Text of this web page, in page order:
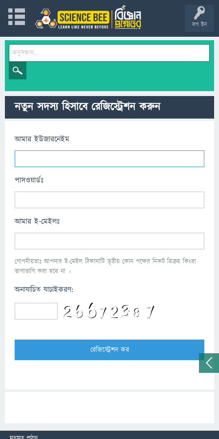
লগ ইন
নতুন সদস্য হিসাবে রেজিস্ট্রেশন করুন
আমার ইউজারনেইম
পাসওয়ার্ডঃ
আমার ই-মেইলঃ
গোপনীয়তাঃ আপনার ই-মেইল ঠিকানাটি তৃতীয় কোন পক্ষের নিকট বিক্রয় কিংবা
ভাগাভাগি করা হবে না ।
অনাযাচিত যাচাইকরণ: